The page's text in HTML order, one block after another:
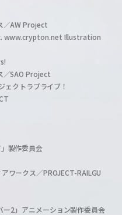
／AW Project
www.crypton.net Illustration
／SAO Project
クトラブライブ！
製作委員会
ワークス／PROJECT-RAILGU
2」アニメーション製作委員会